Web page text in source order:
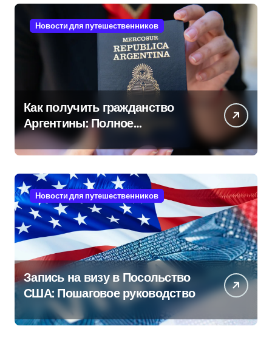
Новости для путешественников
Как получить гражданство
Аргентины: Полное
руководство
Новости для путешественников
Запись на визу в Посольство
США: Пошаговое руководство